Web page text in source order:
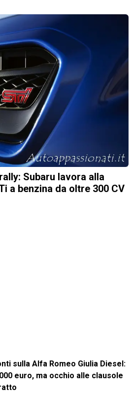
Subaru lavora alla
a benzina da oltre 300 CV
sulla Alfa Romeo Giulia Diesel:
euro, ma occhio alle clausole